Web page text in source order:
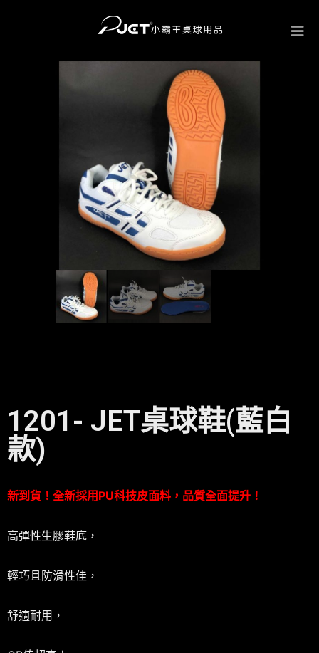
1201- JET桌球鞋(藍白
款)
新到貨！全新採用PU科技皮面料，品質全面提升！
高彈性生膠鞋底，
輕巧且防滑性佳，
舒適耐用，